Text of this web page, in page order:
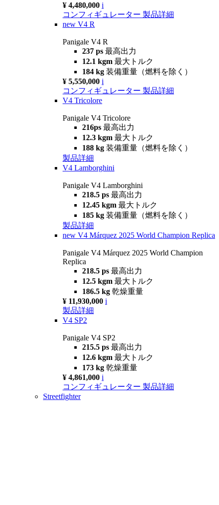
¥ 4,480,000 i
コンフィギュレーター 製品詳細
new V4 R
Panigale V4 R
237 ps 最高出力
12.1 kgm 最大トルク
184 kg 装備重量（燃料を除く）
¥ 5,550,000 i
コンフィギュレーター 製品詳細
V4 Tricolore
Panigale V4 Tricolore
216ps 最高出力
12.3 kgm 最大トルク
188 kg 装備重量（燃料を除く）
製品詳細
V4 Lamborghini
Panigale V4 Lamborghini
218.5 ps 最高出力
12.45 kgm 最大トルク
185 kg 装備重量（燃料を除く）
製品詳細
new V4 Márquez 2025 World Champion Replica
Panigale V4 Márquez 2025 World Champion
Replica
218.5 ps 最高出力
12.5 kgm 最大トルク
186.5 kg 乾燥重量
¥ 11,930,000 i
製品詳細
V4 SP2
Panigale V4 SP2
215.5 ps 最高出力
12.6 kgm 最大トルク
173 kg 乾燥重量
¥ 4,861,000 i
コンフィギュレーター 製品詳細
Streetfighter